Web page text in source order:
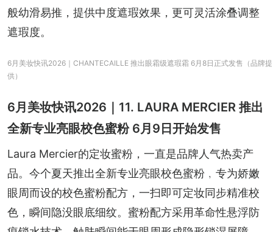
般幼滑易推，提供中度遮瑕效果，更可灵活涂叠调整
遮瑕度。
6月美妆快讯2026｜CHANTECAILLE 推出眼霜级遮瑕霜 6月8日正式发售（品牌提
供）
6月美妆快讯2026｜11. LAURA MERCIER 推出
全新专业亮眼校色蜜粉 6月9日开始发售
Laura Mercier的定妆蜜粉，一直是品牌人气热卖产
品。今个夏天推出全新专业亮眼校色蜜粉﹐专为娇嫩
眼周而设的校色蜜粉配方，一扫即可定妆同步精准校
色，瞬间隐没眼底细纹。蜜粉配方采用革命性悬浮防